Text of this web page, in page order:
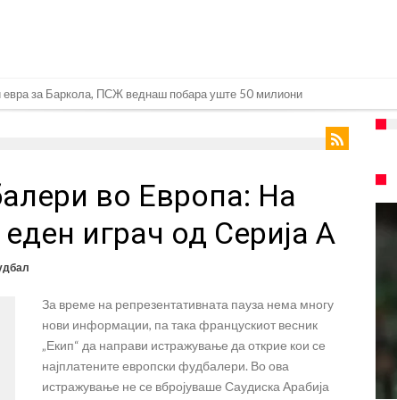
за Баркола, ПСЖ веднаш побара уште 50 милиони
на Манчестер Јунајтед
во Истанбул
Гимарејш заминува
на праг на Лондон!
Влаховиќ!
својот млад талент во Серија “А”
во Европа: На
играч од Серија А
За време на репрезентативната пауза нема многу
нови информации, па така францускиот весник
„Екип“ да направи истражување да открие кои се
најплатените европски фудбалери. Во ова
истражување не се вбројуваше Саудиска Арабија